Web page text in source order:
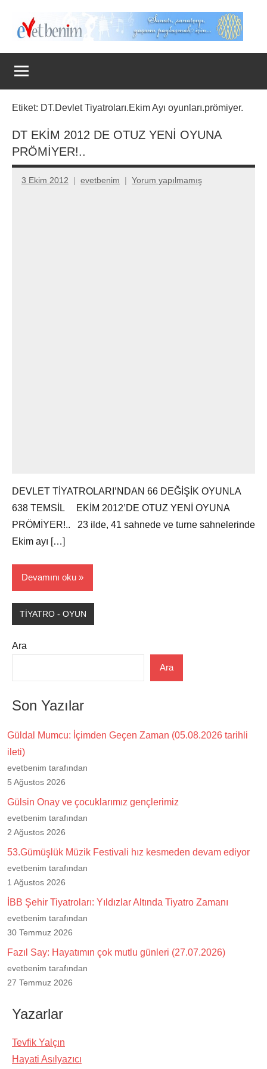
Evet
Benim
Etiket: DT.Devlet Tiyatroları.Ekim Ayı oyunları.prömiyer.
DT EKİM 2012 DE OTUZ YENİ OYUNA
PRÖMİYER!..
3 Ekim 2012 evetbenim Yorum yapılmamış
DEVLET TİYATROLARI’NDAN 66 DEĞİŞİK OYUNLA
638 TEMSİL EKİM 2012’DE OTUZ YENİ OYUNA
PRÖMİYER!.. 23 ilde, 41 sahnede ve turne sahnelerinde
Ekim ayı […]
Devamını oku
TİYATRO - OYUN
Ara
Ara
Son Yazılar
Güldal Mumcu: İçimden Geçen Zaman (05.08.2026 tarihli
ileti)
evetbenim tarafından
5 Ağustos 2026
Gülsin Onay ve çocuklarımız gençlerimiz
evetbenim tarafından
2 Ağustos 2026
53.Gümüşlük Müzik Festivali hız kesmeden devam ediyor
evetbenim tarafından
1 Ağustos 2026
İBB Şehir Tiyatroları: Yıldızlar Altında Tiyatro Zamanı
evetbenim tarafından
30 Temmuz 2026
Fazıl Say: Hayatımın çok mutlu günleri (27.07.2026)
evetbenim tarafından
27 Temmuz 2026
Yazarlar
Tevfik Yalçın
Hayati Asılyazıcı